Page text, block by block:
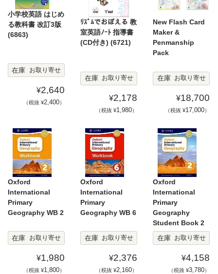
小学校英語 はじめ
る教科書 改訂3版
(6863)
在庫 お取り寄せ
¥2,640
（税抜 ¥2,400）
ﾘｽﾞﾑでおぼえる 教
室英語ﾉｰﾄ 指導書
(CD付き) (6721)
在庫 お取り寄せ
¥2,178
（税抜 ¥1,980）
New Flash Card
Maker &
Penmanship
Pack
在庫 お取り寄せ
¥18,700
（税抜 ¥17,000）
Oxford
International
Primary
Geography WB 2
在庫 お取り寄せ
¥1,980
（税抜 ¥1,800）
Oxford
International
Primary
Geography WB 6
在庫 お取り寄せ
¥2,376
（税抜 ¥2,160）
Oxford
International
Primary
Geography
Student Book 2
在庫
お取り寄せ
¥4,158
（税抜 ¥3,780）